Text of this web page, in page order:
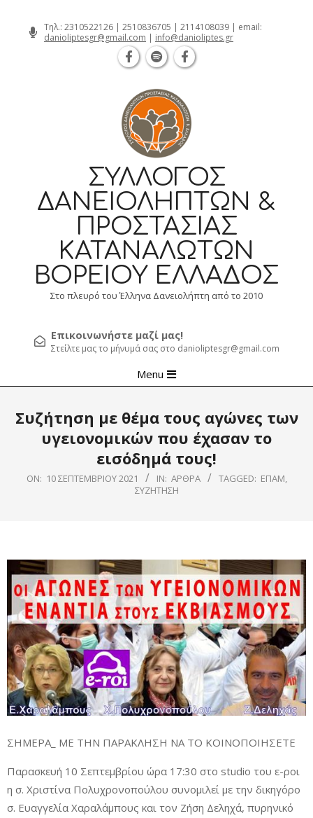
Τηλ.: 2310522126 | 2510836705 | 2114108039 | email:
danioliptesgr@gmail.com | info@danioliptes.gr
ΣΎΛΛΟΓΟΣ
ΔΑΝΕΙΟΛΗΠΤΏΝ &
ΠΡΟΣΤΑΣΊΑΣ
ΚΑΤΑΝΑΛΩΤΏΝ
ΒΟΡΕΊΟΥ ΕΛΛΆΔΟΣ
Στο πλευρό του Έλληνα Δανειολήπτη από το 2010
Επικοινωνήστε μαζί μας!
Στείλτε μας το μήνυμά σας στο danioliptesgr@gmail.com
Navigation
Menu
Συζήτηση με θέμα τους αγώνες των
υγειονομικών που έχασαν το
εισόδημά τους!
ON: 10 ΣΕΠΤΕΜΒΡΊΟΥ 2021 IN: ΆΡΘΡΑ TAGGED: ΕΠΑΜ,
ΣΥΖΗΤΗΣΗ
ΣΗΜΕΡΑ_ ΜΕ ΤΗΝ ΠΑΡΑΚΛΗΣΗ ΝΑ ΤΟ ΚΟΙΝΟΠΟΙΗΣΕΤΕ
Παρασκευή 10 Σεπτεμβρίου ώρα 17:30 στο studio του ε-ροι
η σ. Χριστίνα Πολυχρονοπούλου συνομιλεί με την δικηγόρο
σ. Ευαγγελία Χαραλάμπους και τον Ζήση Δεληχά, πυρηνικό